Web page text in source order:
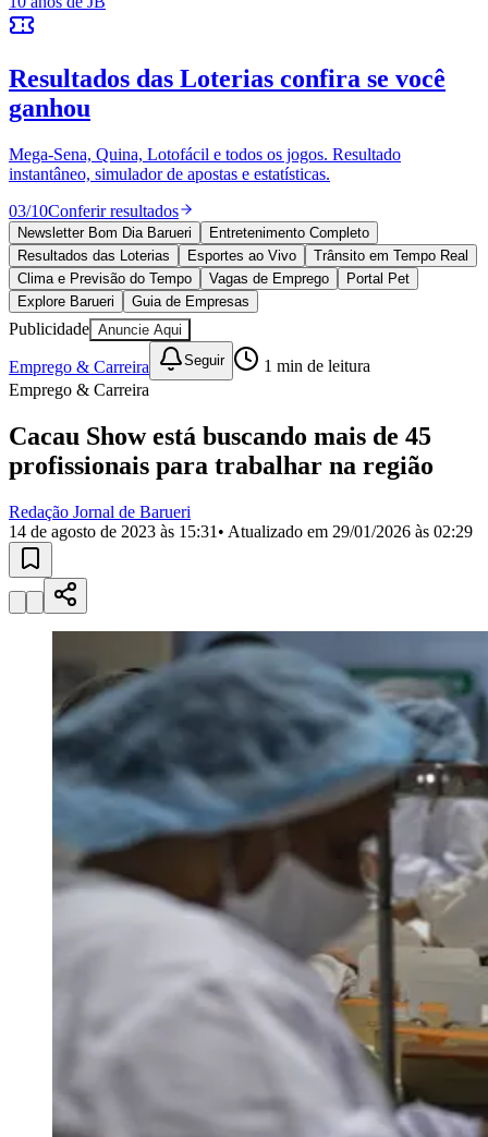
JogosNovo
Anuncie no Portal
Cadastrar Empresa
Divulgar Vagas
Política
Esportes
Saúde
Segurança
Cultura
Meio Ambiente
Obras
Educação
Bairros de Barueri
AldeiaAldeia da SerraAldeia de BarueriAlphavilleBairro
VistaCalifórniaCarapicuíba
RegiãoCotiaCruz PretaEngenho NovoFazenda
Militar
Califórnia
Esperança Jardim Graziela
Julio Jardim Líbano
Jardim São Silvestre
Jardim Tupanci Mutinga Nova Aldeinha OsascoParque dos
Parque Imperial Parque Santa Luzia Parque VianaPirapora
do Bom Jesus
Recanto Phrynéa
Santana de
Parnaíba Silveira Tamboré Vila BarrosVila Boa VistaVila
do Conde
Vila Engenho Novo Vila Márcia
Vila Nossa Sra. da
EscadaVila PortoVotupoca
Para Sua Empresa
Anuncie no Portal
Guia de Empresas
Divulgar Vagas
Publicidade Legal
Negócios Regionais
Parques & Represas
Jandira ItapeviCotiaPirapora
Franco da
Francisco Morato Embu das ArtesSão Roque
Para Sua Empresa
Resultados das Loterias confira se você
ganhou
Mega-Sena, Quina, Lotofácil e todos os jogos. Resultado
instantâneo, simulador de apostas e estatísticas.
03/10Conferir resultados
Newsletter Bom Dia Barueri
Entretenimento Completo
Resultados das Loterias
Esportes ao Vivo
Trânsito em Tempo Real
Clima e Previsão do Tempo
Vagas de Emprego
Portal Pet
Explore Barueri
Guia de Empresas
Publicidade Anuncie Aqui
Emprego & Carreira Seguir 1 min de leitura
Emprego & Carreira
Cacau Show está buscando mais de 45
profissionais para trabalhar na região
Redação Jornal de Barueri
14 de agosto de 2023 às 15:31 • Atualizado em 29/01/2026 às 02:29